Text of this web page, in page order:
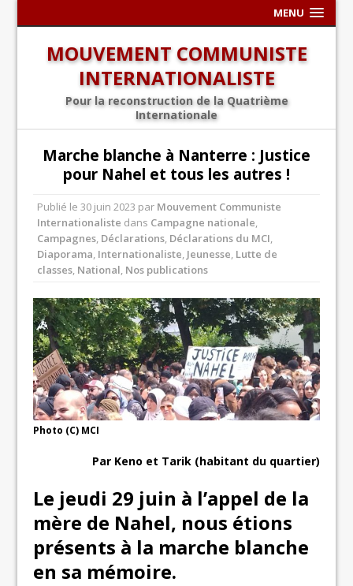
MENU
MOUVEMENT COMMUNISTE
INTERNATIONALISTE
Pour la reconstruction de la Quatrième
Internationale
Marche blanche à Nanterre : Justice
pour Nahel et tous les autres !
Publié le30 juin 2023 par Mouvement Communiste
Internationaliste dans Campagne nationale,
Campagnes, Déclarations, Déclarations du MCI,
Diaporama, Internationaliste, Jeunesse, Lutte de
classes, National, Nos publications
Photo (C) MCI
Par Keno et Tarik (habitant du quartier)
Le jeudi 29 juin à l’appel de la
mère de Nahel, nous étions
présents à la marche blanche
en sa mémoire.